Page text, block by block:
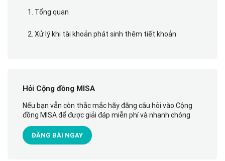
1. Tổng quan
2. Xử lý khi tài khoản phát sinh thêm tiết khoản
Hỏi Cộng đồng MISA
Nếu bạn vẫn còn thắc mắc hãy đăng câu hỏi vào Cộng
đồng MISA để được giải đáp miễn phí và nhanh chóng
ĐĂNG BÀI NGAY